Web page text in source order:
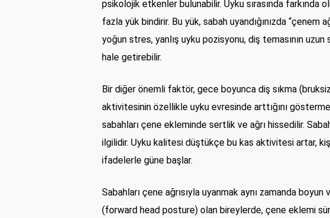
psikolojik etkenler bulunabilir. Uyku sırasında farkında
fazla yük bindirir. Bu yük, sabah uyandığınızda
yoğun stres, yanlış uyku pozisyonu, diş temasının
hale getirebilir.
Bir diğer önemli faktör, gece boyunca diş sıkma
aktivitesinin özellikle uyku evresinde arttığını
sabahları çene ekleminde sertlik ve ağrı hissedilir.
ilgilidir. Uyku kalitesi düştükçe bu kas aktivitesi artar,
ifadelerle güne başlar.
Sabahları çene ağrısıyla uyanmak aynı zamanda
(forward head posture) olan bireylerde, çene eklemi